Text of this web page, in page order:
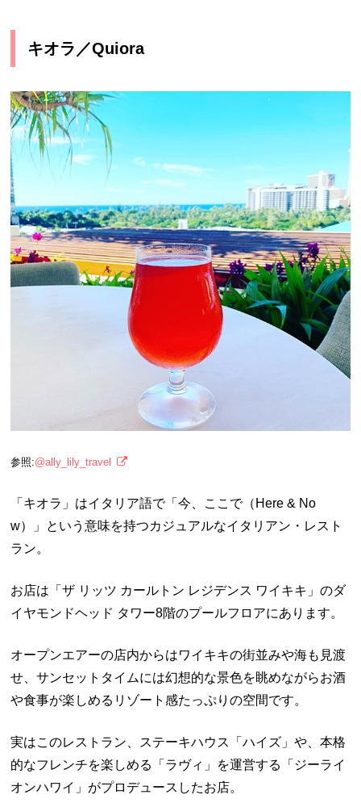
キオラ／Quiora
参照:@ally_lily_travel
「キオラ」はイタリア語で「今、ここで（Here & No
w）」という意味を持つカジュアルなイタリアン・レスト
ラン。
お店は「ザ リッツ カールトン レジデンス ワイキキ」のダ
イヤモンドヘッド タワー8階のプールフロアにあります。
オープンエアーの店内からはワイキキの街並みや海も見渡
せ、サンセットタイムには幻想的な景色を眺めながらお酒
や食事が楽しめるリゾート感たっぷりの空間です。
実はこのレストラン、ステーキハウス「ハイズ」や、本格
的なフレンチを楽しめる「ラヴィ」を運営する「ジーライ
オンハワイ」がプロデュースしたお店。